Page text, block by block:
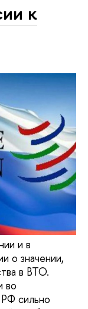
к
и в
о значении,
в ВТО.
во
сильно